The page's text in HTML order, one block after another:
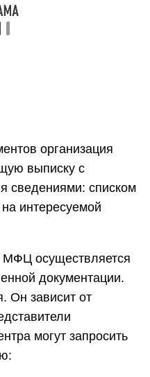
организация
выписку с
сведениями: списком
интересуемой
осуществляется
документации.
Он зависит от
могут запросить